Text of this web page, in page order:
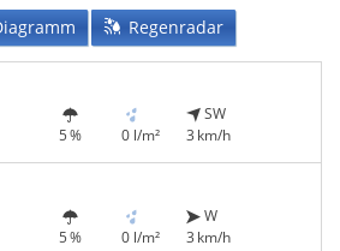
Regenradar
5 % 0 l/m²
SW
3 km/h
5 % 0 l/m²
W
3 km/h